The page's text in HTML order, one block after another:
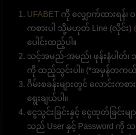
UFABET ကို လျှောက်ထားရန်
ကစားပါ သို့မဟုတ် Line (လိုင်း)
ပေါင်းထည့်ပါ။
သင့်အမည်-အမည်၊ ဖုန်းနံပါတ်
ကို ထည့်သွင်းပါ။ (*အမှန်တကယ်
ဂိမ်းစခန်းများတွင် လောင်းကစာ
ရွေးချယ်ပါ။
ငွေသွင်းခြင်းနှင့် ငွေထုတ်ခြင်းမျ
သည် User နှင့် Password